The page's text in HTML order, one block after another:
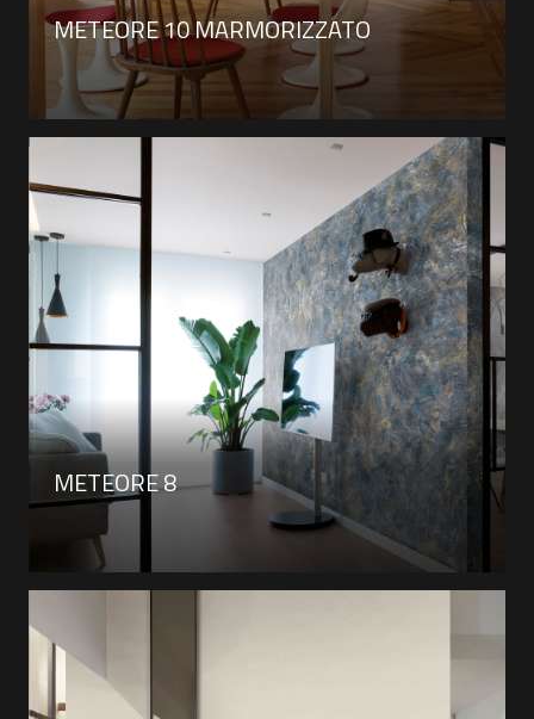
METEORE 10 MARMORIZZATO
METEORE 8